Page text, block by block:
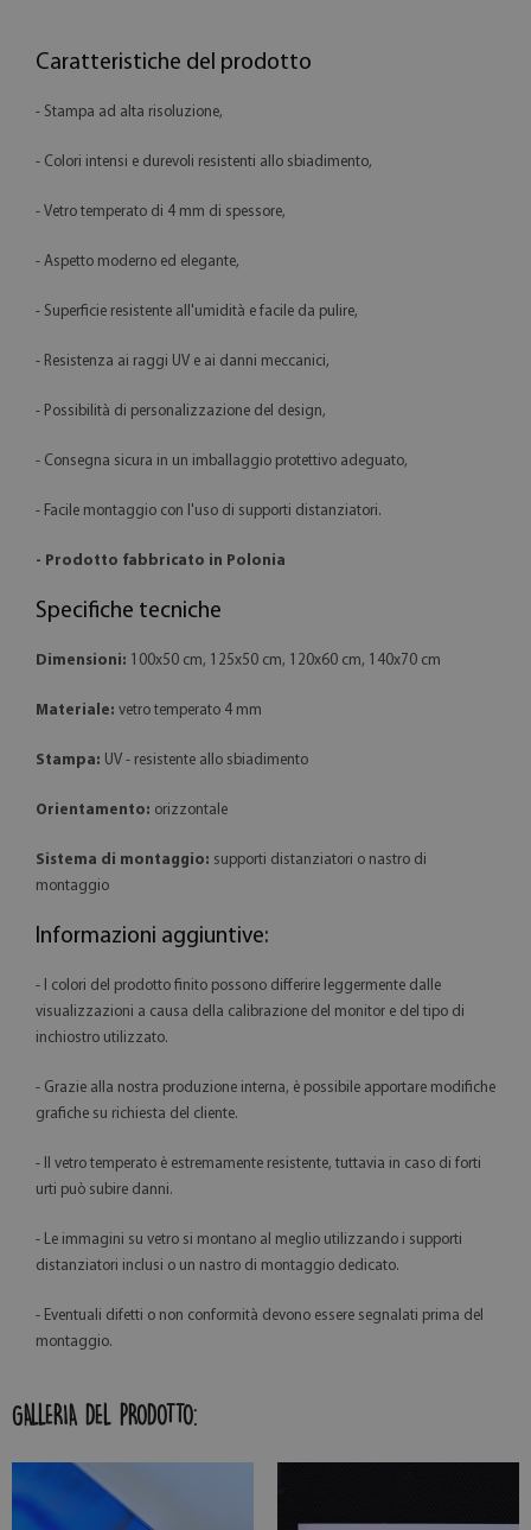
Caratteristiche del prodotto
- Stampa ad alta risoluzione,
- Colori intensi e durevoli resistenti allo sbiadimento,
- Vetro temperato di 4 mm di spessore,
- Aspetto moderno ed elegante,
- Superficie resistente all'umidità e facile da pulire,
- Resistenza ai raggi UV e ai danni meccanici,
- Possibilità di personalizzazione del design,
- Consegna sicura in un imballaggio protettivo adeguato,
- Facile montaggio con l'uso di supporti distanziatori.
- Prodotto fabbricato in Polonia
Specifiche tecniche
Dimensioni: 100x50 cm, 125x50 cm, 120x60 cm, 140x70 cm
Materiale: vetro temperato 4 mm
Stampa: UV - resistente allo sbiadimento
Orientamento: orizzontale
Sistema di montaggio: supporti distanziatori o nastro di
montaggio
Informazioni aggiuntive:
- I colori del prodotto finito possono differire leggermente dalle
visualizzazioni a causa della calibrazione del monitor e del tipo di
inchiostro utilizzato.
- Grazie alla nostra produzione interna, è possibile apportare modifiche
grafiche su richiesta del cliente.
- Il vetro temperato è estremamente resistente, tuttavia in caso di forti
urti può subire danni.
- Le immagini su vetro si montano al meglio utilizzando i supporti
distanziatori inclusi o un nastro di montaggio dedicato.
- Eventuali difetti o non conformità devono essere segnalati prima del
montaggio.
GALLERIA DEL PRODOTTO: